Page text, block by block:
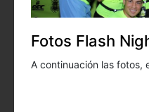
Fotos Flash
A continuación las fotos,